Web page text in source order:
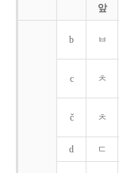
앞
b ㅂ
c ㅊ
č ㅊ
d ㄷ